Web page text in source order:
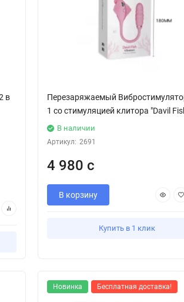
в
Перезаряжаемый
1 со стимуляцией клитора "Davil
В наличии
Артикул: 2691
4 980 с
В корзину
Купить в 1 клик
Новинка Бесплатная доставка!